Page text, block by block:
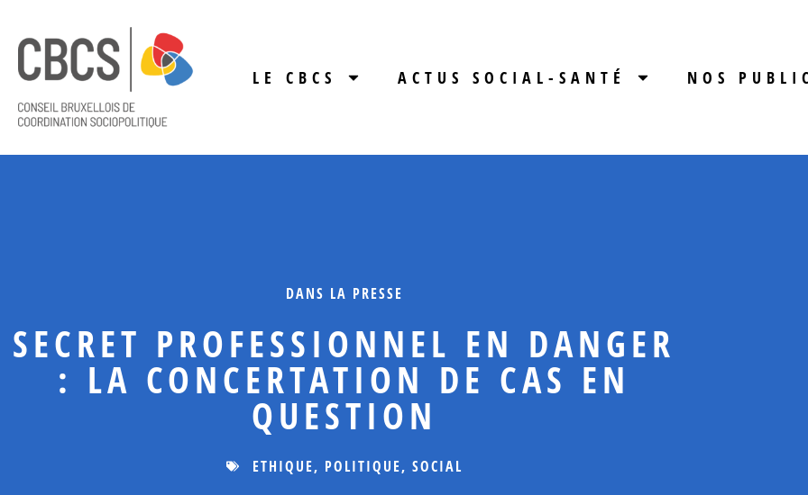
LE CBCS ACTUS SOCIAL-SANTÉ NOS
DANS LA PRESSE
SECRET PROFESSIONNEL EN DANGER
: LA CONCERTATION DE CAS EN
QUESTION
ETHIQUE, POLITIQUE, SOCIAL